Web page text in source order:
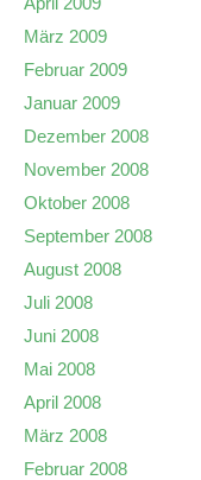
März 2009
Februar 2009
Januar 2009
Dezember 2008
November 2008
Oktober 2008
September 2008
August 2008
Juli 2008
Juni 2008
Mai 2008
April 2008
März 2008
Februar 2008